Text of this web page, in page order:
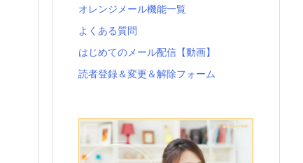
オレンジメール機能一覧
よくある質問
はじめてのメール配信【動画】
読者登録＆変更＆解除フォーム